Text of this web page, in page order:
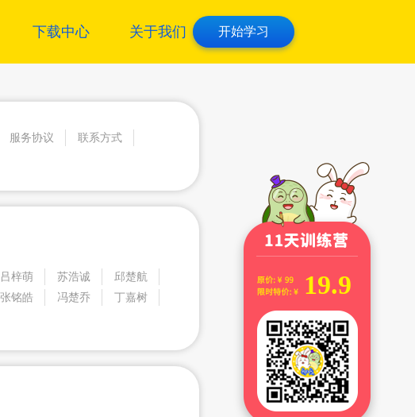
下载中心 关于我们 开始学习
19.9
服务协议
联系方式
吕梓萌 苏浩诚
邱楚航
张铭皓 冯楚乔
丁嘉树